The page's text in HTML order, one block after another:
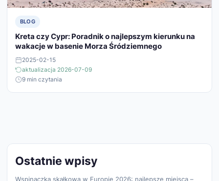
BLOG
Kreta czy Cypr: Poradnik o najlepszym kierunku na
wakacje w basenie Morza Śródziemnego
2025-02-15
aktualizacja 2026-07-09
9 min czytania
Ostatnie wpisy
Wspinaczka skałkowa w Europie 2026: najlepsze miejsca –